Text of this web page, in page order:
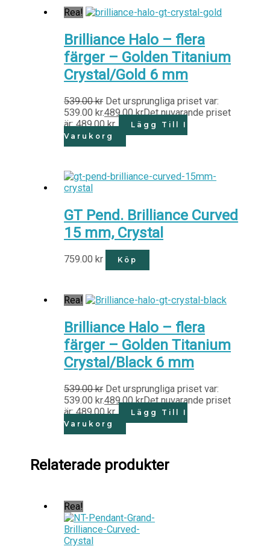
Rea!
Brilliance Halo – flera
färger – Golden Titanium
Crystal/Gold 6 mm
539.00kr Det ursprungliga priset var:
539.00 kr.489.00krDet nuvarande priset
är: 489.00 kr.
Lägg Till I
Varukorg
GT Pend. Brilliance Curved
15 mm, Crystal
759.00kr Köp
Rea!
Brilliance Halo – flera
färger – Golden Titanium
Crystal/Black 6 mm
539.00kr Det ursprungliga priset var:
539.00 kr.489.00krDet nuvarande priset
är: 489.00 kr.
Lägg Till I
Varukorg
Relaterade produkter
Rea!